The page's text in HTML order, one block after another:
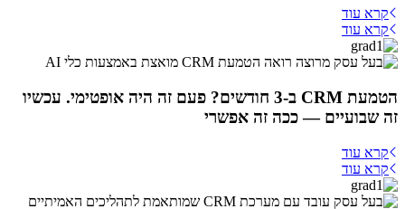
קרא עוד
קרא עוד
הטמעת CRM ב-3 חודשים? פעם זה היה אופטימי. עכשיו
זה שבועיים — ככה זה אפשרי
קרא עוד
קרא עוד